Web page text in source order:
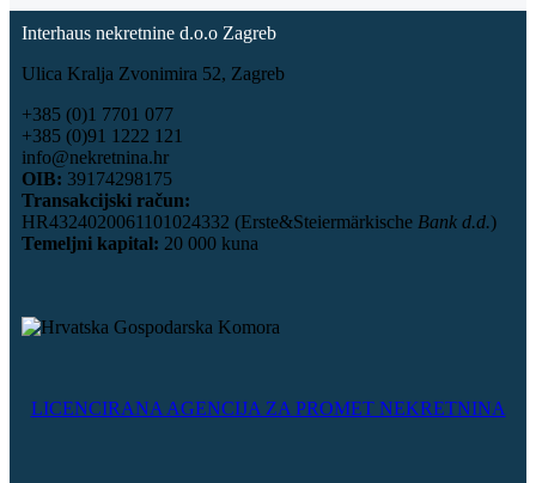
Interhaus nekretnine d.o.o Zagreb
Ulica Kralja Zvonimira 52, Zagreb
+385 (0)1 7701 077
+385 (0)91 1222 121
info@nekretnina.hr
OIB: 39174298175
Transakcijski račun:
HR4324020061101024332 (Erste&Steiermärkische Bank d.d.)
Temeljni kapital: 20 000 kuna
LICENCIRANA AGENCIJA ZA PROMET NEKRETNINA